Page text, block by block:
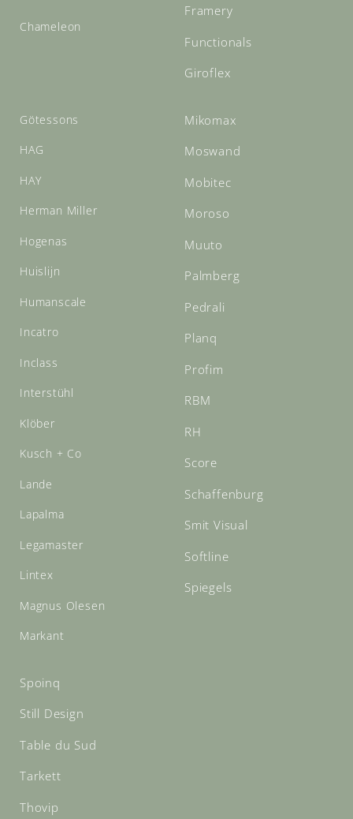
Chameleon
Framery
Functionals
Giroflex
Götessons
HAG
HAY
Herman Miller
Hogenas
Huislijn
Humanscale
Incatro
Inclass
Interstühl
Klöber
Kusch + Co
Lande
Lapalma
Legamaster
Lintex
Magnus Olesen
Markant
Mikomax
Moswand
Mobitec
Moroso
Muuto
Palmberg
Pedrali
Planq
Profim
RBM
RH
Score
Schaffenburg
Smit Visual
Softline
Spiegels
Spoinq
Still Design
Table du Sud
Tarkett
Thovip